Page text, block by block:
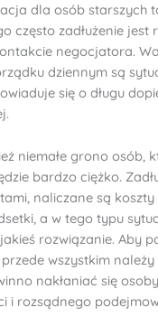
dla osób starszych
często zadłużenie jest
negocjatora.
dziennym są
się o długu
niemałe grono osób,
bardzo ciężko.
naliczane są koszty
a w tego typu
rozwiązanie. Aby
wszystkim należy
nakłaniać się
i rozsądnego